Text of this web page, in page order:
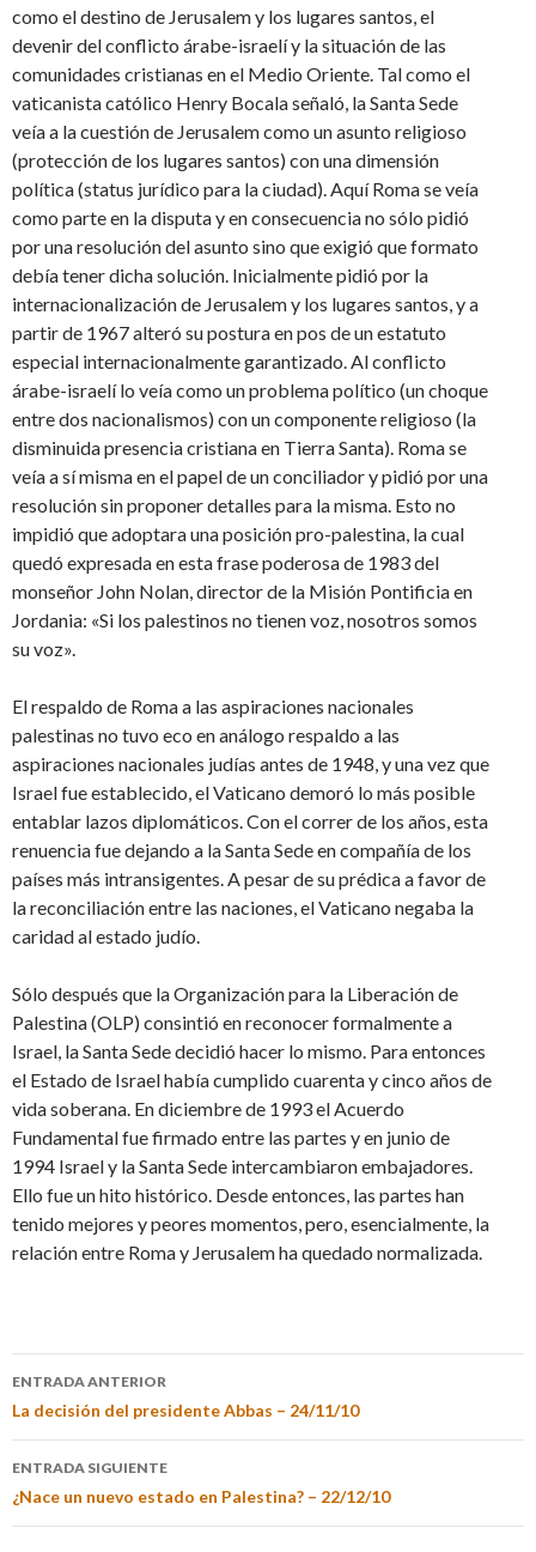
como el destino de Jerusalem y los lugares santos, el
devenir del conflicto árabe-israelí y la situación de las
comunidades cristianas en el Medio Oriente. Tal como el
vaticanista católico Henry Bocala señaló, la Santa Sede
veía a la cuestión de Jerusalem como un asunto religioso
(protección de los lugares santos) con una dimensión
política (status jurídico para la ciudad). Aquí Roma se veía
como parte en la disputa y en consecuencia no sólo pidió
por una resolución del asunto sino que exigió que formato
debía tener dicha solución. Inicialmente pidió por la
internacionalización de Jerusalem y los lugares santos, y a
partir de 1967 alteró su postura en pos de un estatuto
especial internacionalmente garantizado. Al conflicto
árabe-israelí lo veía como un problema político (un choque
entre dos nacionalismos) con un componente religioso (la
disminuida presencia cristiana en Tierra Santa). Roma se
veía a sí misma en el papel de un conciliador y pidió por una
resolución sin proponer detalles para la misma. Esto no
impidió que adoptara una posición pro-palestina, la cual
quedó expresada en esta frase poderosa de 1983 del
monseñor John Nolan, director de la Misión Pontificia en
Jordania: «Si los palestinos no tienen voz, nosotros somos
su voz».
El respaldo de Roma a las aspiraciones nacionales
palestinas no tuvo eco en análogo respaldo a las
aspiraciones nacionales judías antes de 1948, y una vez que
Israel fue establecido, el Vaticano demoró lo más posible
entablar lazos diplomáticos. Con el correr de los años, esta
renuencia fue dejando a la Santa Sede en compañía de los
países más intransigentes. A pesar de su prédica a favor de
la reconciliación entre las naciones, el Vaticano negaba la
caridad al estado judío.
Sólo después que la Organización para la Liberación de
Palestina (OLP) consintió en reconocer formalmente a
Israel, la Santa Sede decidió hacer lo mismo. Para entonces
el Estado de Israel había cumplido cuarenta y cinco años de
vida soberana. En diciembre de 1993 el Acuerdo
Fundamental fue firmado entre las partes y en junio de
1994 Israel y la Santa Sede intercambiaron embajadores.
Ello fue un hito histórico. Desde entonces, las partes han
tenido mejores y peores momentos, pero, esencialmente, la
relación entre Roma y Jerusalem ha quedado normalizada.
ENTRADA ANTERIOR
La decisión del presidente Abbas – 24/11/10
ENTRADA SIGUIENTE
¿Nace un nuevo estado en Palestina? – 22/12/10